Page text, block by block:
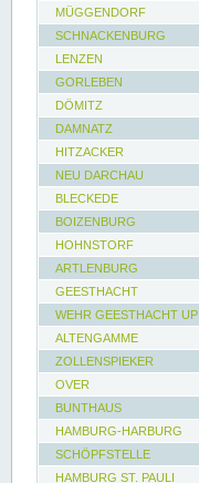
MÜGGENDORF
SCHNACKENBURG
LENZEN
GORLEBEN
DÖMITZ
DAMNATZ
HITZACKER
NEU DARCHAU
BLECKEDE
BOIZENBURG
HOHNSTORF
ARTLENBURG
GEESTHACHT
WEHR GEESTHACHT UP
ALTENGAMME
ZOLLENSPIEKER
OVER
BUNTHAUS
HAMBURG-HARBURG
SCHÖPFSTELLE
HAMBURG ST. PAULI